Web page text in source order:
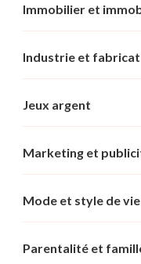
Immobilier et
Industrie et
Jeux argent
Marketing et
Mode et style de vie
Parentalité et